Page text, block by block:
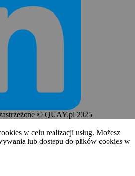
© QUAY.pl 2025
w celu realizacji usług. Możesz
lub dostępu do plików cookies w